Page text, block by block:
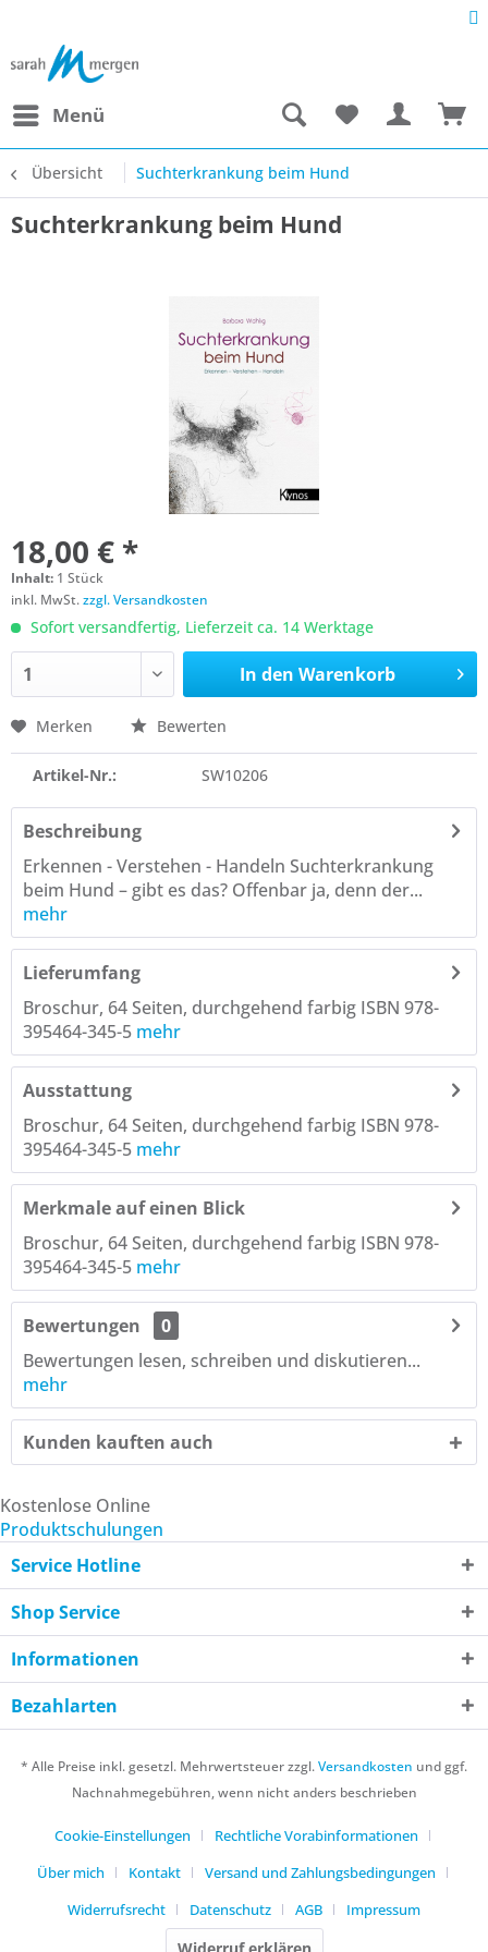
Menü
Übersicht Suchterkrankung beim Hund
Suchterkrankung beim Hund
18,00 € *
Inhalt: 1 Stück
inkl. MwSt.zzgl. Versandkosten
Sofort versandfertig, Lieferzeit ca. 14 Werktage
In den Warenkorb
Merken Bewerten
Artikel-Nr.: SW10206
Beschreibung
Erkennen - Verstehen - Handeln Suchterkrankung
beim Hund – gibt es das? Offenbar ja, denn der...
mehr
Lieferumfang
Broschur, 64 Seiten, durchgehend farbig ISBN 978-
395464-345-5 mehr
Ausstattung
Broschur, 64 Seiten, durchgehend farbig ISBN 978-
395464-345-5 mehr
Merkmale auf einen Blick
Broschur, 64 Seiten, durchgehend farbig ISBN 978-
395464-345-5 mehr
Bewertungen
0
Bewertungen lesen, schreiben und diskutieren...
mehr
Kunden kauften auch
Kostenlose Online
Produktschulungen
Service Hotline
Shop Service
Informationen
Bezahlarten
* Alle Preise inkl. gesetzl. Mehrwertsteuer zzgl.Versandkosten und ggf.
Nachnahmegebühren, wenn nicht anders beschrieben
Cookie-Einstellungen
Rechtliche Vorabinformationen
Über mich
Kontakt
Versand und Zahlungsbedingungen
Widerrufsrecht
Datenschutz AGB Impressum
Widerruf erklären